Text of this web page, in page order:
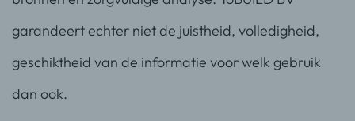
garandeert echter niet de juistheid, volledigheid,
geschiktheid van de informatie voor welk gebruik
dan ook.